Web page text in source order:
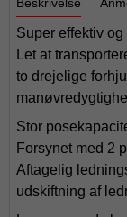
Super effektiv
Let at
to drejelige
Stor
Forsynet med 2
Aftagelig
udskiftning af